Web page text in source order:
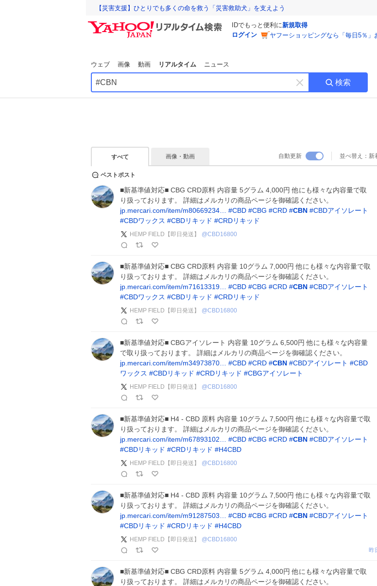
【災害支援】ひとりでも多くの命を救う「災害救助犬」を支えよう
IDでもっと便利に新規取得
ログイン
ヤフーショッピングなら「毎日5％」
ウェブ 画像 動画 リアルタイム ニュース
キ
ー
す
検索
すべて 画像・動画 自動更新 並べ替え： 新
ベストポスト
■新基準値対応■ CBG CRD原料 内容量 5グラム 4,000円 他にも様々な内容量で取
り扱っております。 詳細はメルカリの商品ページを御確認ください。
jp.mercari.com/item/m80669234…
#CBD #CBG #CRD #CBN #CBDアイソレート
#CBDワックス #CBDリキッド #CRDリキッド
HEMP FIELD【即日発送】 @CBD16800
■新基準値対応■ CBG CRD原料 内容量 10グラム 7,000円 他にも様々な内容量で取
り扱っております。 詳細はメルカリの商品ページを御確認ください。
jp.mercari.com/item/m71613319…
#CBD #CBG #CRD #CBN #CBDアイソレート
#CBDワックス #CBDリキッド #CRDリキッド
HEMP FIELD【即日発送】 @CBD16800
■新基準値対応■ CBGアイソレート 内容量 10グラム 6,500円 他にも様々な内容量
で取り扱っております。 詳細はメルカリの商品ページを御確認ください。
jp.mercari.com/item/m34973870…
#CBD #CRD #CBN #CBDアイソレート #CBD
ワックス #CBDリキッド #CRDリキッド #CBGアイソレート
HEMP FIELD【即日発送】 @CBD16800
■新基準値対応■ H4 - CBD 原料 内容量 10グラム 7,500円 他にも様々な内容量で取
り扱っております。 詳細はメルカリの商品ページを御確認ください。
jp.mercari.com/item/m67893102…
#CBD #CBG #CRD #CBN #CBDアイソレート
#CBDリキッド #CRDリキッド #H4CBD
HEMP FIELD【即日発送】 @CBD16800
■新基準値対応■ H4 - CBD 原料 内容量 10グラム 7,500円 他にも様々な内容量で取
り扱っております。 詳細はメルカリの商品ページを御確認ください。
jp.mercari.com/item/m91287503…
#CBD #CBG #CRD #CBN #CBDアイソレート
#CBDリキッド #CRDリキッド #H4CBD
HEMP FIELD【即日発送】 @CBD16800
昨
■新基準値対応■ CBG CRD原料 内容量 5グラム 4,000円 他にも様々な内容量で取
り扱っております。 詳細はメルカリの商品ページを御確認ください。